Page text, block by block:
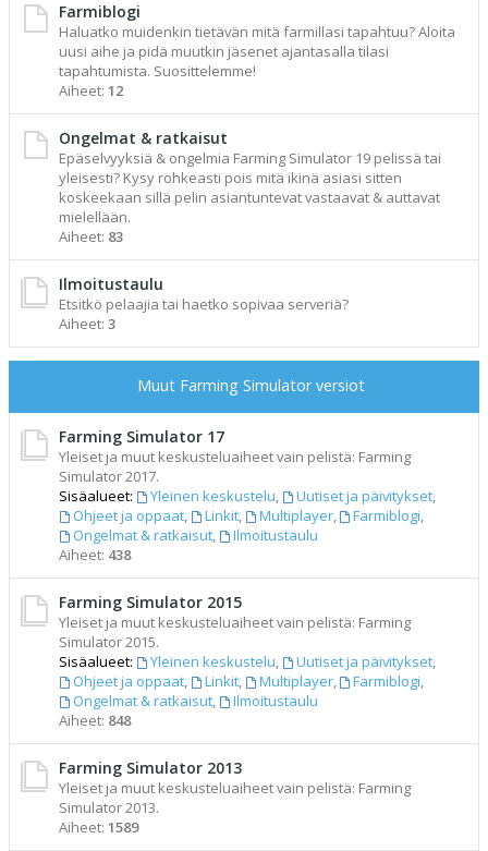
Farmiblogi
Haluatko muidenkin tietävän mitä farmillasi tapahtuu? Aloita
uusi aihe ja pidä muutkin jäsenet ajantasalla tilasi
tapahtumista. Suosittelemme!
Aiheet: 12
Ongelmat & ratkaisut
Epäselvyyksiä & ongelmia Farming Simulator 19 pelissä tai
yleisesti? Kysy rohkeasti pois mitä ikinä asiasi sitten
koskeekaan sillä pelin asiantuntevat vastaavat & auttavat
mielellään.
Aiheet: 83
Ilmoitustaulu
Etsitkö pelaajia tai haetko sopivaa serveriä?
Aiheet: 3
Muut Farming Simulator versiot
Farming Simulator 17
Yleiset ja muut keskusteluaiheet vain pelistä: Farming
Simulator 2017.
Sisäalueet:
Yleinen keskustelu, Uutiset ja päivitykset,
Ohjeet ja oppaat, Linkit, Multiplayer, Farmiblogi,
Ongelmat & ratkaisut,
Ilmoitustaulu
Aiheet: 438
Farming Simulator 2015
Yleiset ja muut keskusteluaiheet vain pelistä: Farming
Simulator 2015.
Sisäalueet:
Yleinen keskustelu, Uutiset ja päivitykset,
Ohjeet ja oppaat, Linkit, Multiplayer, Farmiblogi,
Ongelmat & ratkaisut,
Ilmoitustaulu
Aiheet: 848
Farming Simulator 2013
Yleiset ja muut keskusteluaiheet vain pelistä: Farming
Simulator 2013.
Aiheet: 1589